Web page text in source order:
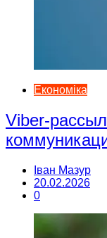
Економіка
Viber-
Іван Мазур
20.02.2026
0